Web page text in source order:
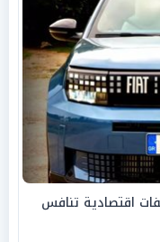
اقتصادية تنافس